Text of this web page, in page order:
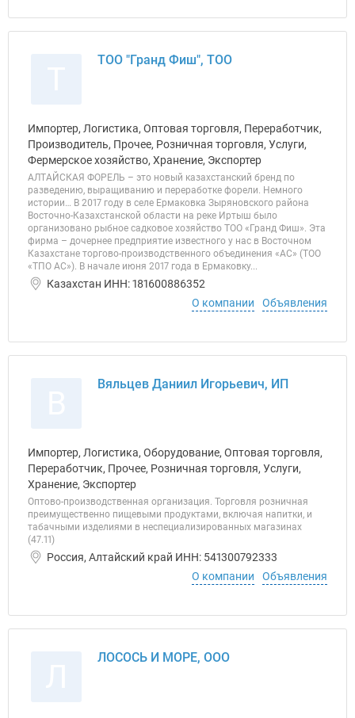
ТОО "Гранд Фиш", ТОО
Импортер, Логистика, Оптовая торговля, Переработчик,
Производитель, Прочее, Розничная торговля, Услуги,
Фермерское хозяйство, Хранение, Экспортер
АЛТАЙСКАЯ ФОРЕЛЬ – это новый казахстанский бренд по
разведению, выращиванию и переработке форели. Немного
истории… В 2017 году в селе Ермаковка Зыряновского района
Восточно-Казахстанской области на реке Иртыш было
организовано рыбное садковое хозяйство ТОО «Гранд Фиш». Эта
фирма – дочернее предприятие известного у нас в Восточном
Казахстане торгово-производственного объединения «АС» (ТОО
«ТПО АС»). В начале июня 2017 года в Ермаковку...
Казахстан ИНН: 181600886352
О компании
Объявления
Вяльцев Даниил Игорьевич, ИП
Импортер, Логистика, Оборудование, Оптовая торговля,
Переработчик, Прочее, Розничная торговля, Услуги,
Хранение, Экспортер
Оптово-производственная организация. Торговля розничная
преимущественно пищевыми продуктами, включая напитки, и
табачными изделиями в неспециализированных магазинах
(47.11)
Россия, Алтайский край ИНН: 541300792333
О компании
Объявления
ЛОСОСЬ И МОРЕ, ООО